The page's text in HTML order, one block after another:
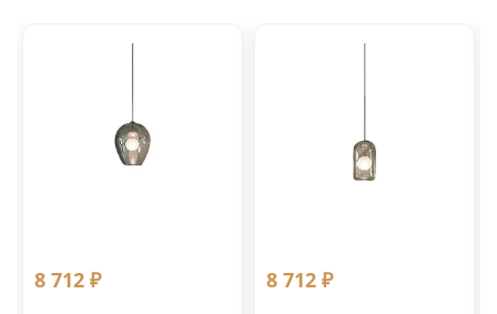
8 712 ₽ 8 712 ₽